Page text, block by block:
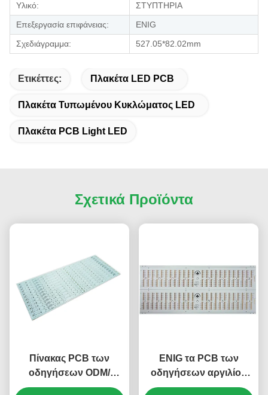
Υλικό:
ΣΤΥΠΤΗΡΙΑ
Επεξεργασία επιφάνειας:
ENIG
Σχεδιάγραμμα:
527.05*82.02mm
Ετικέττες: Πλακέτα LED PCB
Πλακέτα Τυπωμένου Κυκλώματος LED
Πλακέτα PCB Light LED
Σχετικά Προϊόντα
Πίνακας PCB των
οδηγήσεων ODM/
πίνακας κυκλωμάτων
ENIG τα PCB των
οδηγήσεων αργιλίου
επιβιβάζονται σε 1.6mm